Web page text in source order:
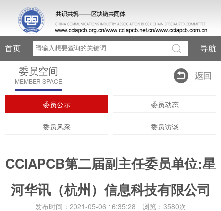
首页 导航
委员空间
MEMBER SPACE
委员公示 委员动态
委员风采 委员访谈
CCIAPCB第二届副主任委员单位:星
河华讯（杭州）信息科技有限公司
发布时间：2021-05-06 16:35:28 浏览：3580次